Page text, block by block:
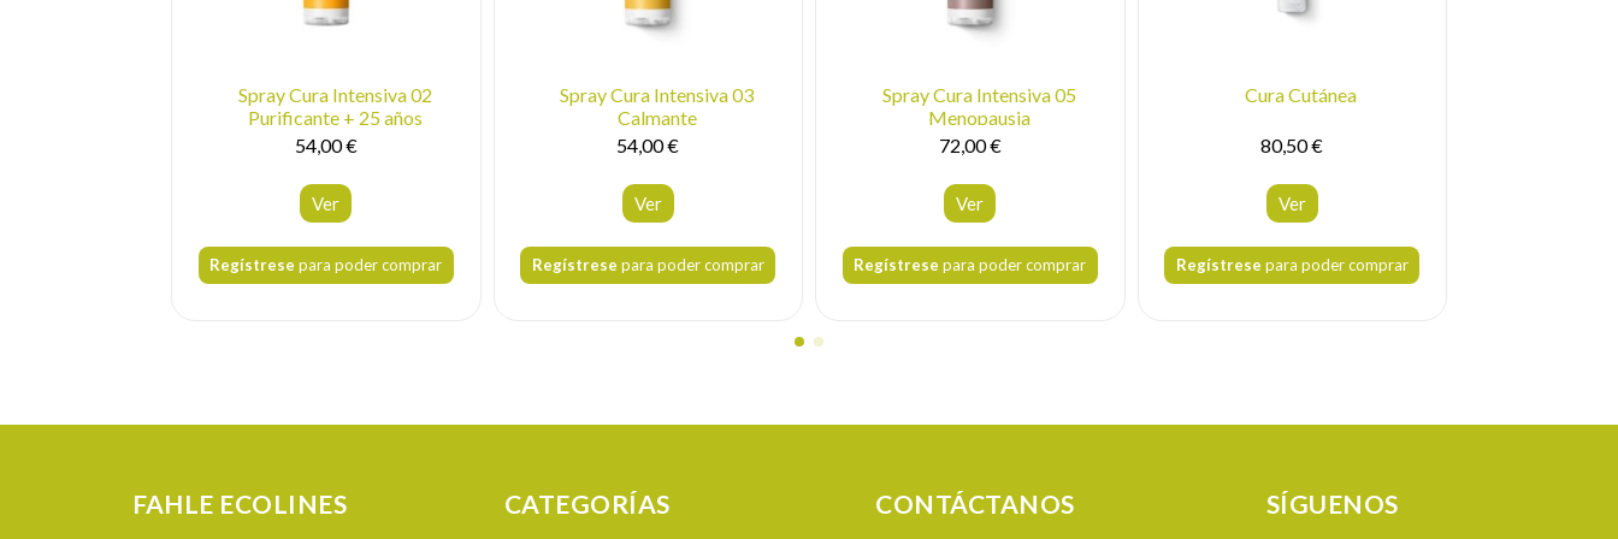
Spray Cura Intensiva 02
Purificante + 25 años
54,00 €
Ver
Regístrese para poder comprar
Spray Cura Intensiva 03
Calmante
54,00 €
Ver
Regístrese para poder comprar
Spray Cura Intensiva 05
Menopausia
72,00 €
Ver
Regístrese para poder comprar
Cura Cutánea
80,50 €
Ver
Regístrese para poder comprar
FAHLE ECOLINES CATEGORÍAS CONTÁCTANOS SÍGUENOS